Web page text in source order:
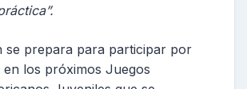
se prepara para participar por
los próximos Juegos